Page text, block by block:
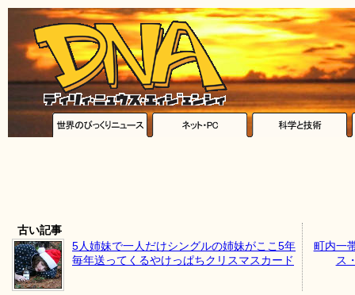
古い記事
5人姉妹で一人だけシングルの姉妹がここ5年
毎年送ってくるやけっぱちクリスマスカード
町内一
ス